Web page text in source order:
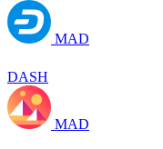
MAD
DASH
MAD